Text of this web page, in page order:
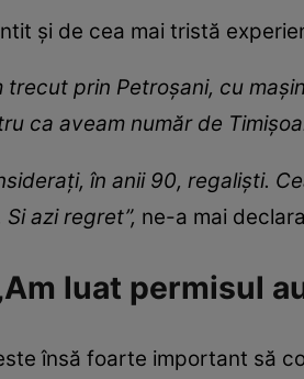
și de cea mai tristă
trecut prin Petroșani, cu
ca aveam număr de
în anii 90, regaliști.
azi regret”, ne-a mai
luat permisul
însă foarte important să